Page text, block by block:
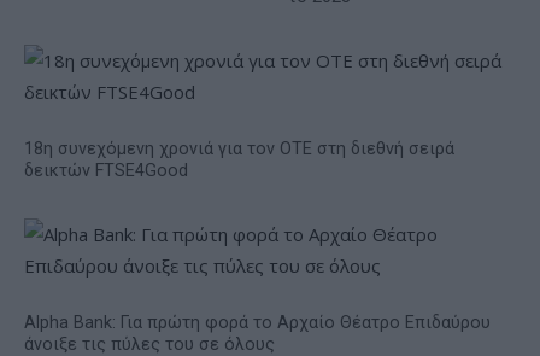
18η συνεχόμενη χρονιά για τον ΟΤΕ στη διεθνή σειρά
δεικτών FTSE4Good
Alpha Bank: Για πρώτη φορά το Αρχαίο Θέατρο Επιδαύρου
άνοιξε τις πύλες του σε όλους